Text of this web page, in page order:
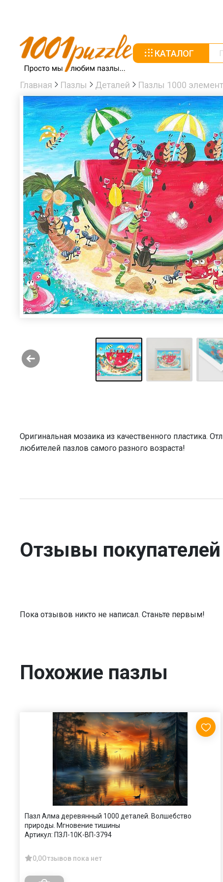
КАТАЛОГ
Главная Пазлы Деталей Пазлы 1000
Оригинальная мозаика из качественного пластика.
любителей пазлов самого разного возраста!
Отзывы покупателей
Пока отзывов никто не написал. Станьте первым!
Похожие пазлы
Пазл Алма деревянный 1000 деталей. Волшебство
природы. Мгновение тишины
Артикул: ПЗЛ-10К-ВП-3794
0,0Отзывов пока нет